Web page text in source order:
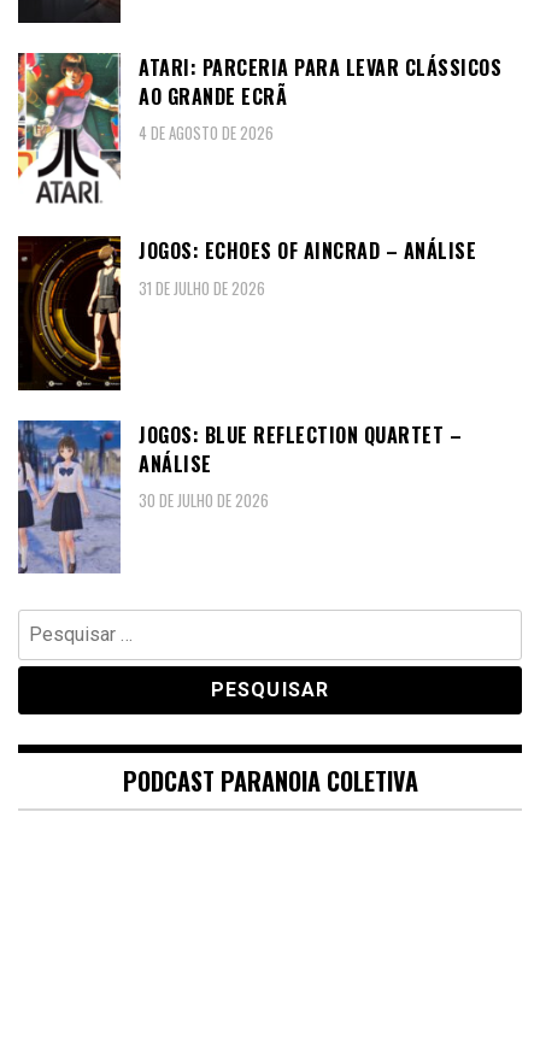
ATARI: PARCERIA PARA LEVAR CLÁSSICOS
AO GRANDE ECRÃ
4 DE AGOSTO DE 2026
JOGOS: ECHOES OF AINCRAD – ANÁLISE
31 DE JULHO DE 2026
JOGOS: BLUE REFLECTION QUARTET –
ANÁLISE
30 DE JULHO DE 2026
Pesquisar
por:
PODCAST PARANOIA COLETIVA